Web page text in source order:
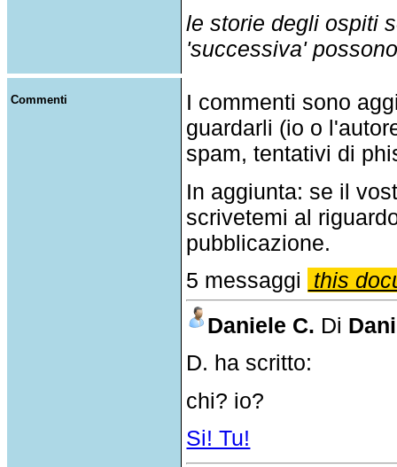
le storie degli ospiti
'successiva'
Commenti
I commenti sono
guardarli (io o
spam, tentativi di
In aggiunta: se il
scrivetemi al
pubblicazione.
5 messaggi
this
Daniele C. Di
D. ha scritto:
chi? io?
Si! Tu!